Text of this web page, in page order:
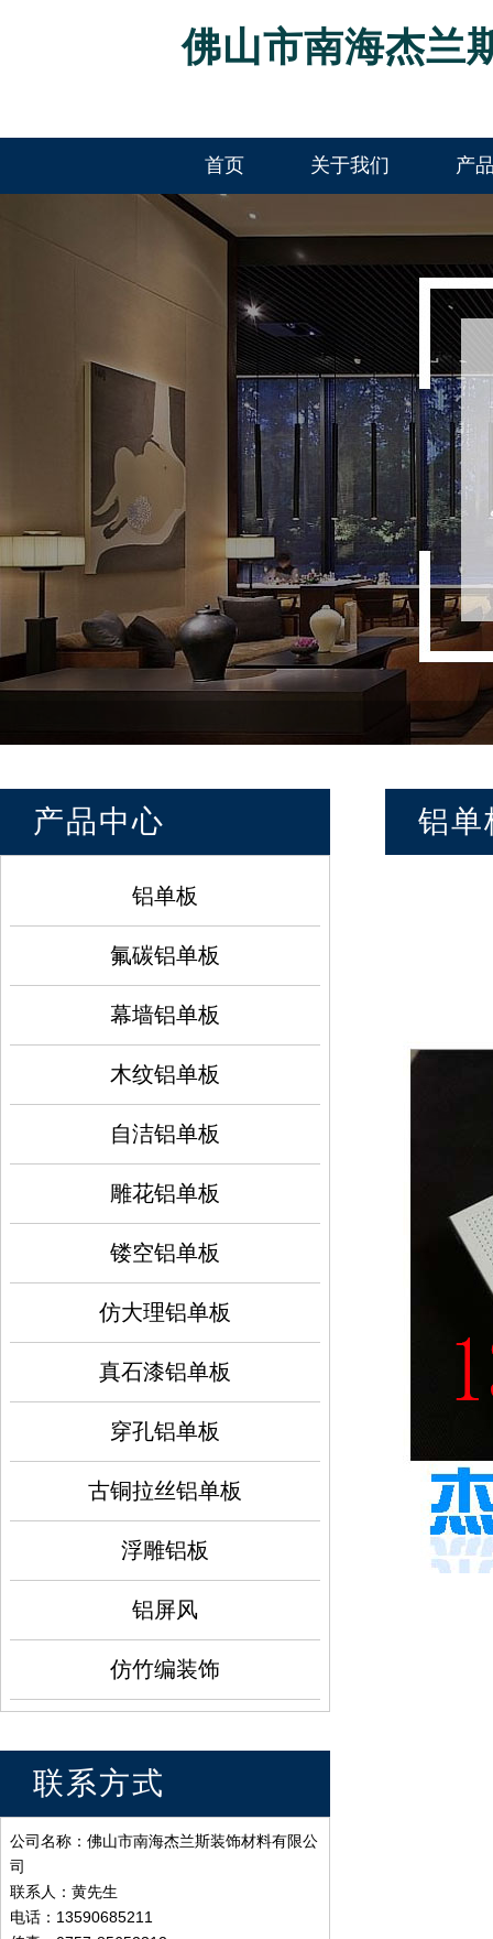
佛山市南海杰兰
首页 关于我们 产
产品中心
铝单板
氟碳铝单板
幕墙铝单板
木纹铝单板
自洁铝单板
雕花铝单板
镂空铝单板
仿大理铝单板
真石漆铝单板
穿孔铝单板
古铜拉丝铝单板
浮雕铝板
铝屏风
仿竹编装饰
联系方式
公司名称：佛山市南海杰兰斯装饰材料有限公
司
联系人：黄先生
电话：13590685211
铝单